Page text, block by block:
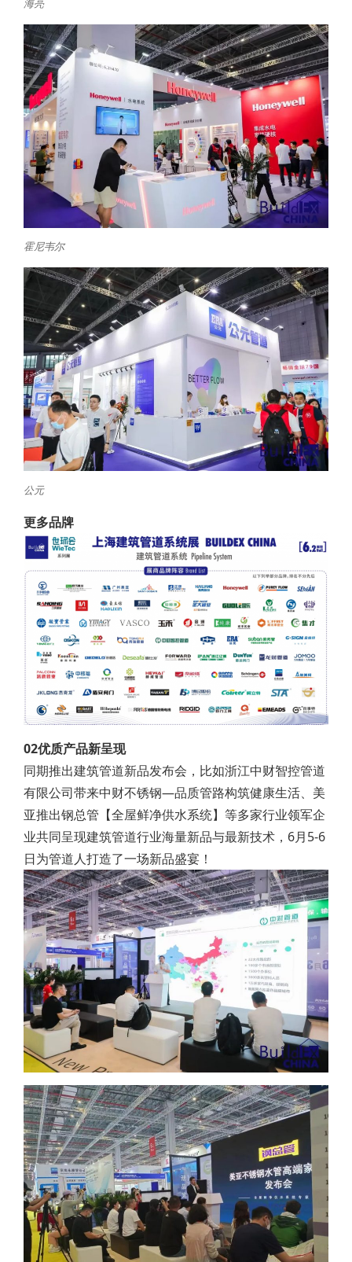
海亮
霍尼韦尔
公元
更多品牌
02优质产品新呈现
同期推出建筑管道新品发布会，比如浙江中财智控管道
有限公司带来中财不锈钢—品质管路构筑健康生活、美
亚推出钢总管【全屋鲜净供水系统】等多家行业领军企
业共同呈现建筑管道行业海量新品与最新技术，6月5-6
日为管道人打造了一场新品盛宴！